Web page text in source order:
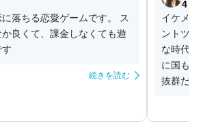
落ちる恋愛ゲームです。 ス
か良くて、課金しなくても遊
続きを読む
4
イケメン
ントツ
な時代の
に国も時
抜群だし